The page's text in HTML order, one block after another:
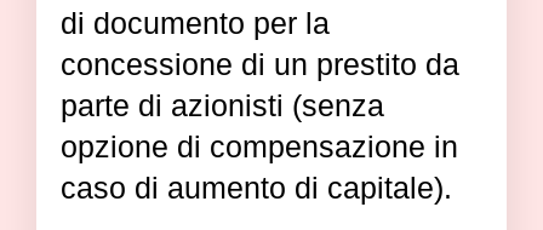
di documento per la
concessione di un prestito da
parte di azionisti (senza
opzione di compensazione in
caso di aumento di capitale).